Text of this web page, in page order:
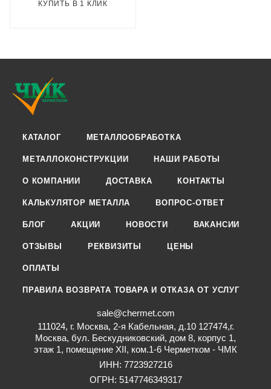
КУПИТЬ В 1 КЛИК
КАТАЛОГ МЕТАЛЛООБРАБОТКА
МЕТАЛЛОКОНСТРУКЦИИ НАШИ РАБОТЫ
О КОМПАНИИ ДОСТАВКА КОНТАКТЫ
КАЛЬКУЛЯТОР МЕТАЛЛА ВОПРОС-ОТВЕТ
БЛОГ АКЦИИ НОВОСТИ ВАКАНСИИ
ОТЗЫВЫ РЕКВИЗИТЫ ЦЕНЫ
ОПЛАТЫ
ПРАВИЛА ВОЗВРАТА ТОВАРА И ОТКАЗА ОТ УСЛУГ
sale@chermet.com
111024, г. Москва, 2-я Кабельная, д.10 127474,г.
Москва, бул. Бескудниковский, дом 8, корпус 1,
этаж 1, помещение XII, ком.1-6 Черметком - ЧМК
ИНН: 7723927216
ОГРН: 5147746349317